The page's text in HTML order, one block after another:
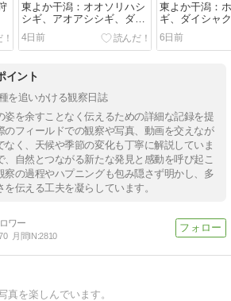
東よか干潟：オオソリハシ
シギ、アオアシシギ、ダイ
ゼンなど
4日前
東よか干潟：
ギ、ダイシャ
ウシャクシギ
6日前
イント
を追いかける観察日誌
姿を余すことなく伝えるための詳細な記録を提
のフィールドでの観察や写真、動画を交えなが
なく、天候や季節の変化も丁寧に解説していま
自然とつながる新たな発見と感動を呼び起こ
察の過程やハプニングも包み隠さず明かし、多
伝える工夫を凝らしています。
月間IN:2810
真を楽しんでいます。